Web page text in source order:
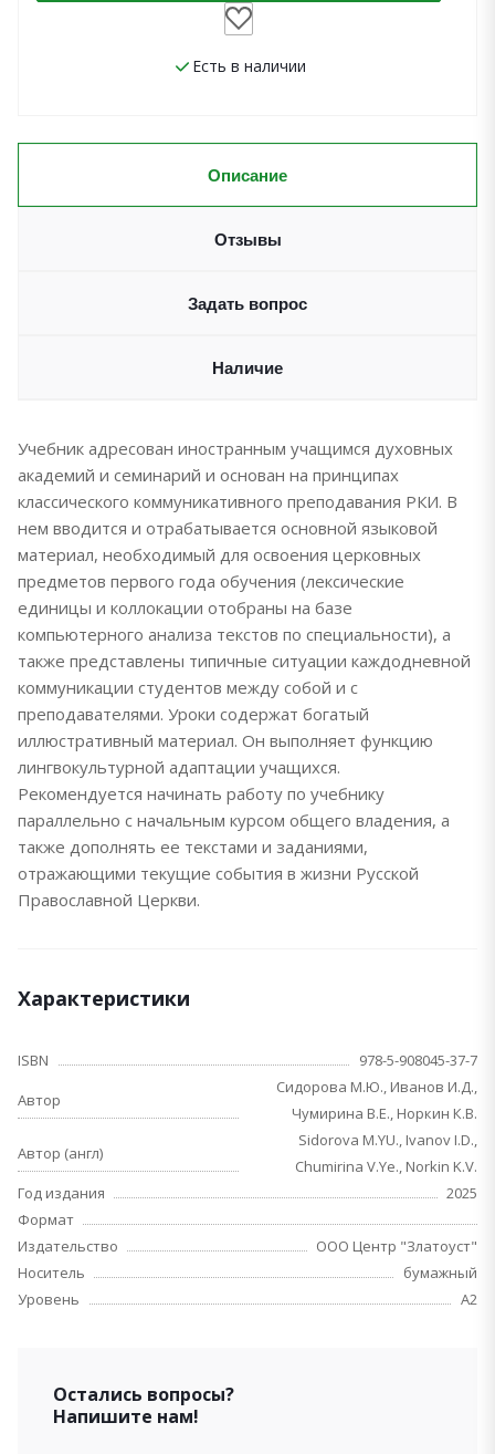
Есть в наличии
Описание
Отзывы
Задать вопрос
Наличие
Учебник адресован иностранным учащимся духовных
академий и семинарий и основан на принципах
классического коммуникативного преподавания РКИ. В
нем вводится и отрабатывается основной языковой
материал, необходимый для освоения церковных
предметов первого года обучения (лексические
единицы и коллокации отобраны на базе
компьютерного анализа текстов по специальности), а
также представлены типичные ситуации каждодневной
коммуникации студентов между собой и с
преподавателями. Уроки содержат богатый
иллюстративный материал. Он выполняет функцию
лингвокультурной адаптации учащихся.
Рекомендуется начинать работу по учебнику
параллельно с начальным курсом общего владения, а
также дополнять ее текстами и заданиями,
отражающими текущие события в жизни Русской
Православной Церкви.
Характеристики
ISBN
978-5-908045-37-7
Автор
Сидорова М.Ю., Иванов И.Д.,
Чумирина В.Е., Норкин К.В.
Автор (англ)
Sidorova M.YU., Ivanov I.D.,
Chumirina V.Ye., Norkin K.V.
Год издания
2025
Формат
Издательство
ООО Центр "Златоуст"
Носитель
бумажный
Уровень
A2
Остались вопросы?
Напишите нам!